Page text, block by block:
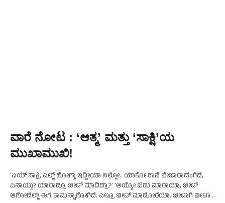
ವಾರೆ ನೋಟ : ‘ಆತ್ಮ’ ಮತ್ತು ‘ಸಾಕ್ಷಿ’ಯ
ಮುಖಾಮುಖಿ!
‘ಏಯ್ ಸಾಕ್ಷಿ, ಎಲ್ಲ್ ಹೋಗ್ತಾ ಇದ್ದೀಯಾ ನಿಲ್ಲೋ.. ಯಾಕೋ ಶಾನೆ ಬೇಜಾರಾದಂಗಿದೆ,
ಏನಾಯ್ತು? ಯಾರಾದ್ರೂ ಚೀಟ್ ಮಾಡಿದ್ರಾ?’ ‘ಅಯ್ಯೋ ಬಿಡು ಮಾರಾಯಾ, ಚೀಟ್
ಆಗೋದೆಲ್ಲಾ ಈಗ ಕಾಮನ್ನಾಗೋಗಿದೆ. ಎಲ್ರೂ ಚೀಟ್ ಮಾಡೋರೆಯಾ. ಚೀಟಾಗಿ ಚೀಟಾಗಿ